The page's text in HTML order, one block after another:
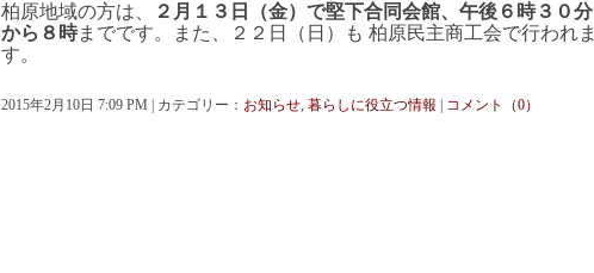
柏原地域の方は、
２月１３日（金）で堅下合同会館、午後６時３０分
から８時までです。また、２２日（日）も 柏原民主商工会で行われま
す。
2015年2月10日 7:09 PM | カテゴリー： お知らせ, 暮らしに役立つ情報 コメント（0）